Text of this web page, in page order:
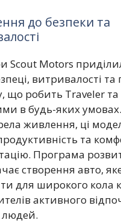
до безпеки та
Scout Motors
витривалості та
що робить Traveler та
в будь-яких
живлення, ці
та
Програма
створення авто,
для широкого кола
активного
людей.